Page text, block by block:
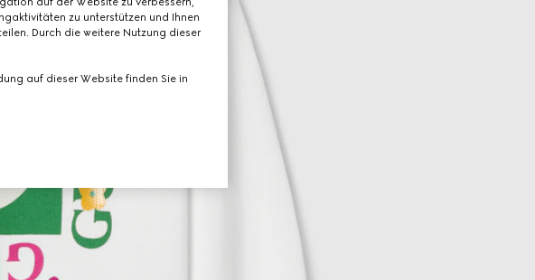
zu unterstützen und Ihnen
Durch die weitere Nutzung dieser
auf dieser Website finden Sie in